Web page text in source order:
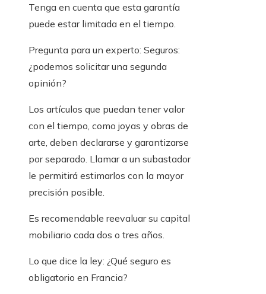
Tenga en cuenta que esta garantía
puede estar limitada en el tiempo.
Pregunta para un experto: Seguros:
¿podemos solicitar una segunda
opinión?
Los artículos que puedan tener valor
con el tiempo, como joyas y obras de
arte, deben declararse y garantizarse
por separado. Llamar a un subastador
le permitirá estimarlos con la mayor
precisión posible.
Es recomendable reevaluar su capital
mobiliario cada dos o tres años.
Lo que dice la ley: ¿Qué seguro es
obligatorio en Francia?